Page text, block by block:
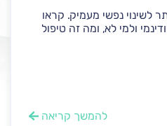
לשינוי נפשי מעמיק. קראו
ולמי לא, ומה זה טיפול
להמשך קריאה